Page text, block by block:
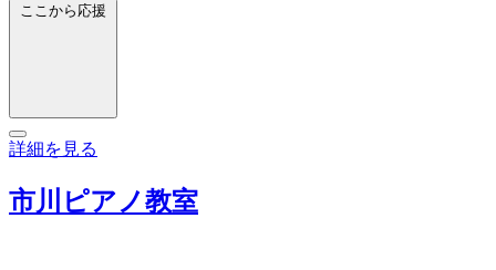
ここから応援
詳細を見る
市川ピアノ教室